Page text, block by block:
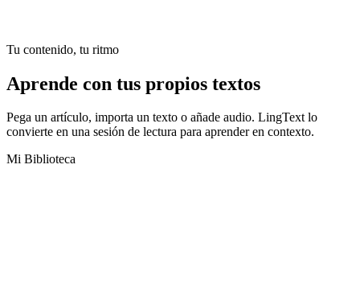
Tu contenido, tu ritmo
Aprende con tus propios textos
Pega un artículo, importa un texto o añade audio. LingText lo
convierte en una sesión de lectura para aprender en contexto.
Mi Biblioteca